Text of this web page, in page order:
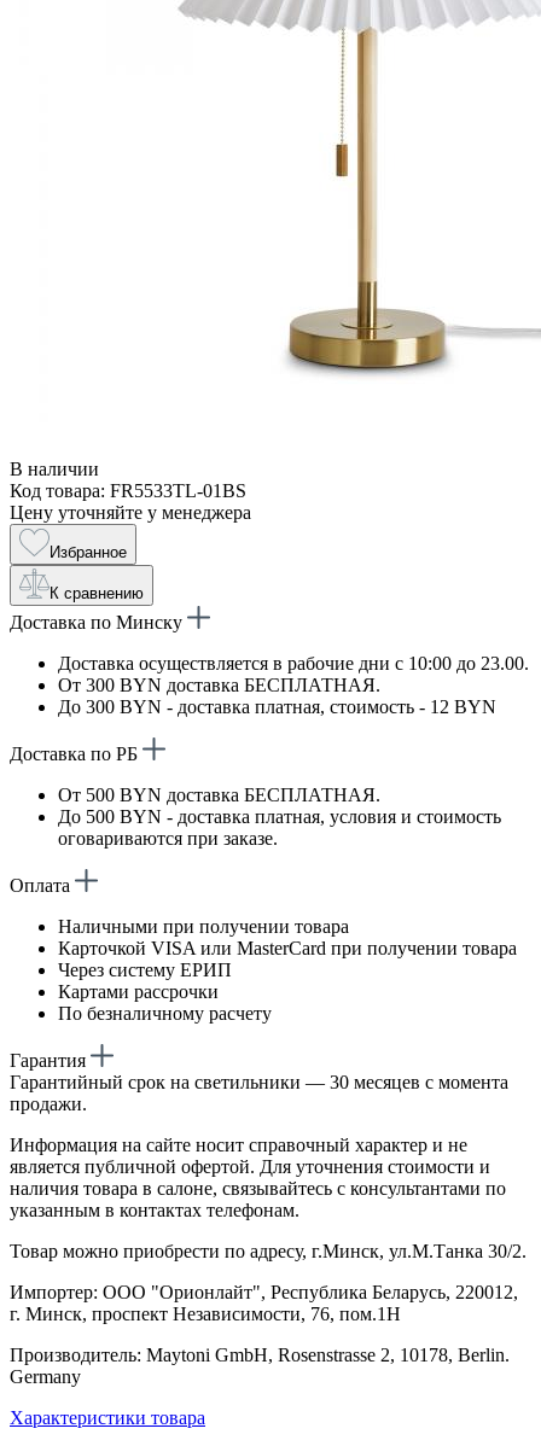
В наличии
Код товара: FR5533TL-01BS
Цену уточняйте у менеджера
Избранное
К сравнению
Доставка по Минску
Доставка осуществляется в рабочие дни с 10:00 до 23.00.
От 300 BYN доставка БЕСПЛАТНАЯ.
До 300 BYN - доставка платная, стоимость - 12 BYN
Доставка по РБ
От 500 BYN доставка БЕСПЛАТНАЯ.
До 500 BYN - доставка платная, условия и стоимость
оговариваются при заказе.
Оплата
Наличными при получении товара
Карточкой VISA или MasterCard при получении товара
Через систему ЕРИП
Картами рассрочки
По безналичному расчету
Гарантия
Гарантийный срок на светильники — 30 месяцев с момента
продажи.
Информация на сайте носит справочный характер и не
является публичной офертой. Для уточнения стоимости и
наличия товара в салоне, связывайтесь с консультантами по
указанным в контактах телефонам.
Товар можно приобрести по адресу, г.Минск, ул.М.Танка 30/2.
Импортер: ООО "Орионлайт", Республика Беларусь, 220012,
г. Минск, проспект Независимости, 76, пом.1Н
Производитель: Maytoni GmbH, Rosenstrasse 2, 10178, Berlin.
Germany
Характеристики товара